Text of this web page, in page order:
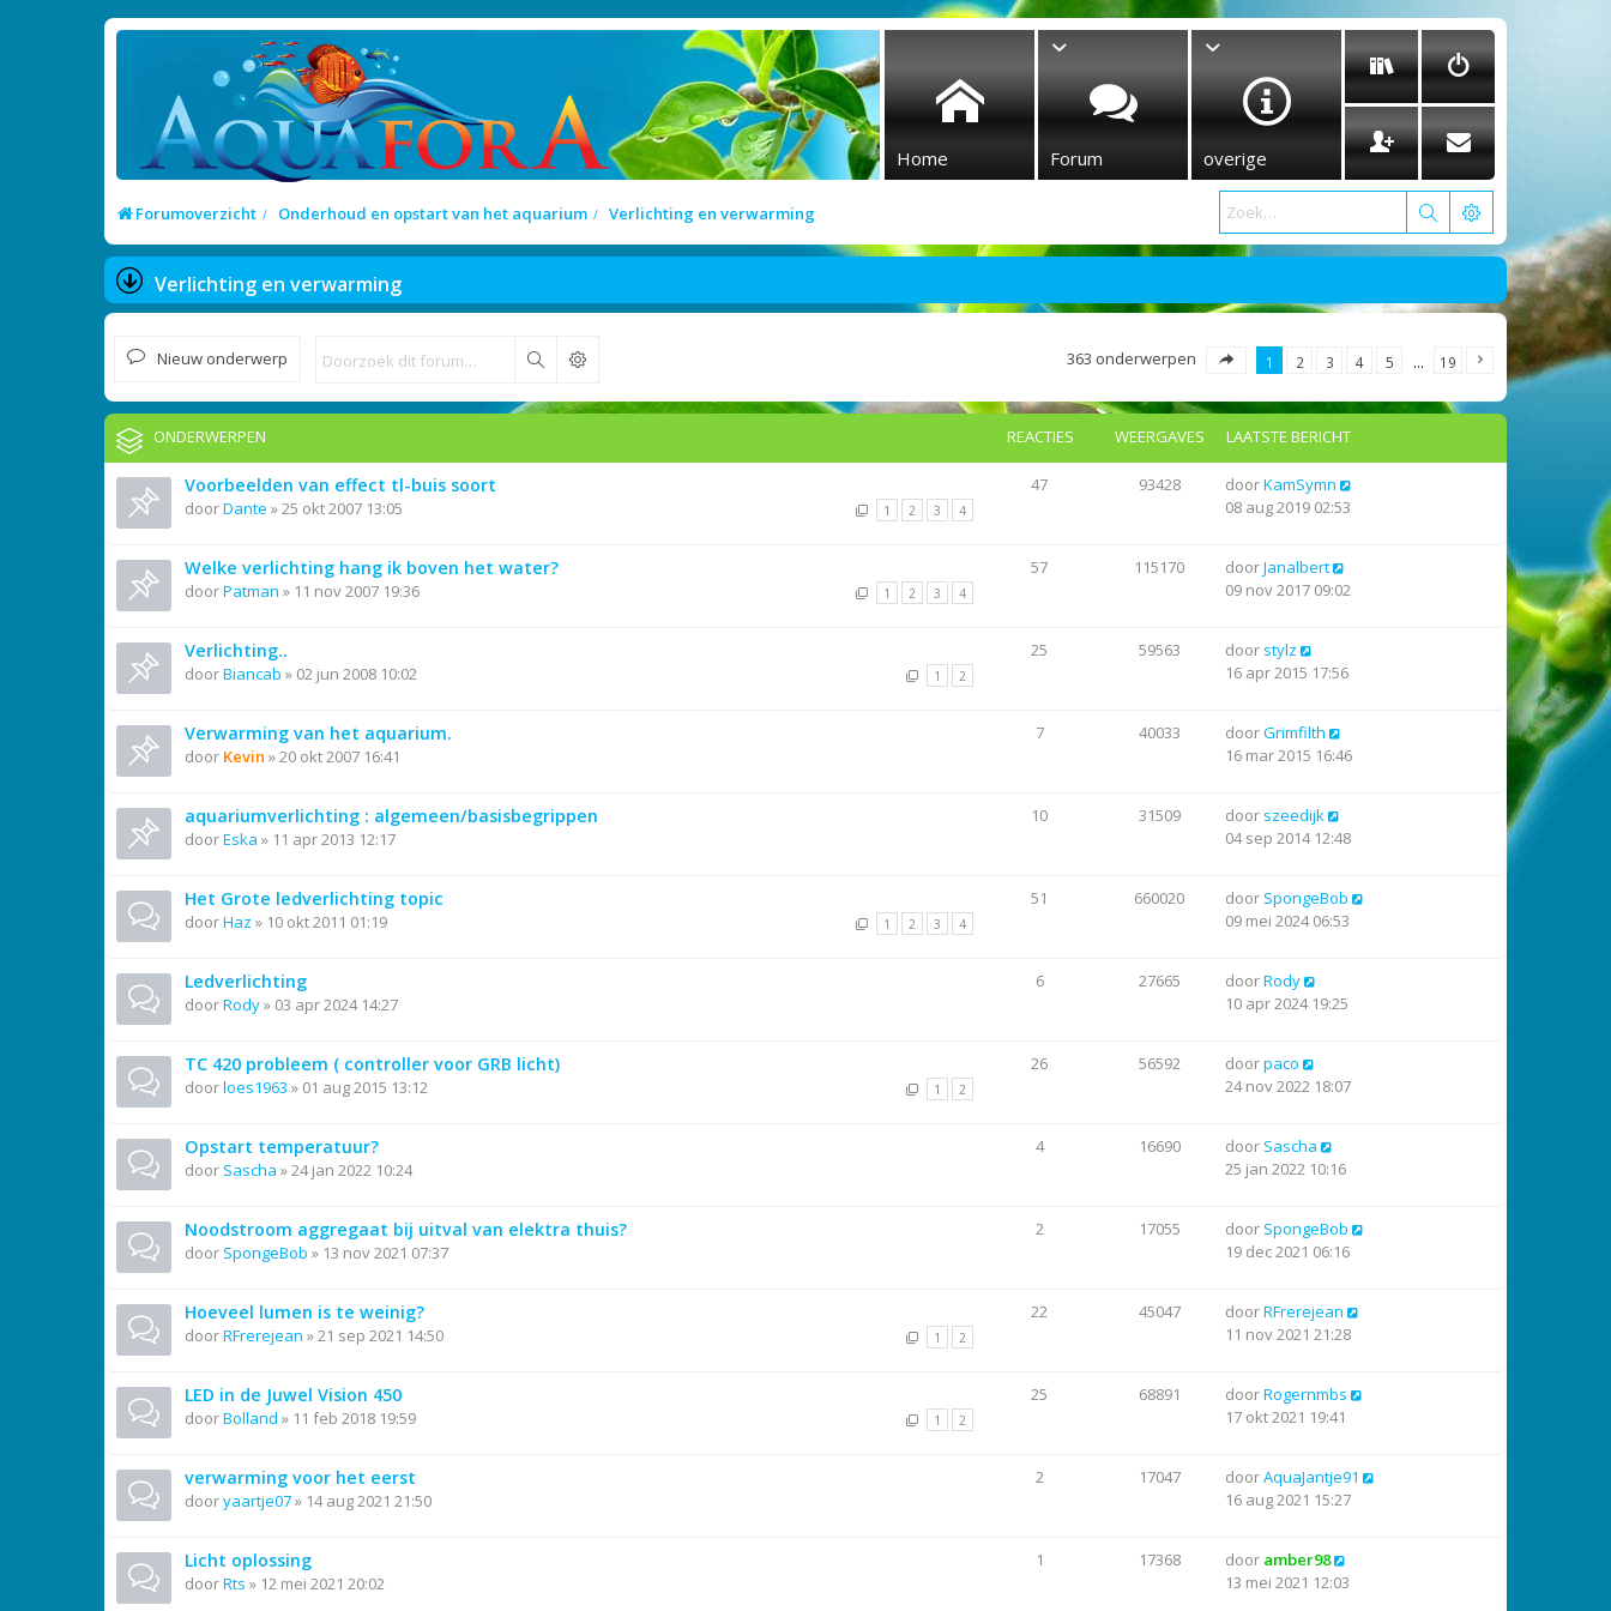
Home Forum overige
Forumoverzicht Onderhoud en opstart van het aquarium Verlichting en verwarming
Verlichting en verwarming
Nieuw onderwerp Zoek 363 onderwerpen 1 2 3 4 5 … 19
ONDERWERPEN REACTIES WEERGAVES LAATSTE BERICHT
Voorbeelden van effect tl-buis soort
doorDante »25 okt 2007 13:05 1 2 3 4
47 93428 doorKamSymn
08 aug 2019 02:53
Welke verlichting hang ik boven het water?
doorPatman » 11 nov 2007 19:36 1 2 3 4
57 115170 doorJanalbert
09 nov 2017 09:02
Verlichting..
doorBiancab » 02 jun 2008 10:02 1 2
25 59563 door stylz
16 apr 2015 17:56
Verwarming van het aquarium.
door Kevin »20 okt 2007 16:41
7 40033 doorGrimfilth
16 mar 2015 16:46
aquariumverlichting : algemeen/basisbegrippen
doorEska » 11 apr 2013 12:17
10 31509 door szeedijk
04 sep 2014 12:48
Het Grote ledverlichting topic
doorHaz » 10 okt 2011 01:19 1 2 3 4
51 660020 door SpongeBob
09 mei 2024 06:53
Ledverlichting
doorRody» 03 apr 2024 14:27
6 27665 doorRody
10 apr 2024 19:25
TC 420 probleem ( controller voor GRB licht)
doorloes1963 » 01 aug 2015 13:12 1 2
26 56592 doorpaco
24 nov 2022 18:07
Opstart temperatuur?
door Sascha »24 jan 2022 10:24
4 16690 door Sascha
25 jan 2022 10:16
Noodstroom aggregaat bij uitval van elektra thuis?
door SpongeBob » 13 nov 2021 07:37
2 17055 door SpongeBob
19 dec 2021 06:16
Hoeveel lumen is te weinig?
doorRFrerejean »21 sep 2021 14:50 1 2
22 45047 doorRFrerejean
11 nov 2021 21:28
LED in de Juwel Vision 450
doorBolland » 11 feb 2018 19:59 1 2
25 68891 doorRogernmbs
17 okt 2021 19:41
verwarming voor het eerst
dooryaartje07» 14 aug 2021 21:50
2 17047 doorAquaJantje91
16 aug 2021 15:27
Licht oplossing
doorRts » 12 mei 2021 20:02
1 17368 door amber98
13 mei 2021 12:03